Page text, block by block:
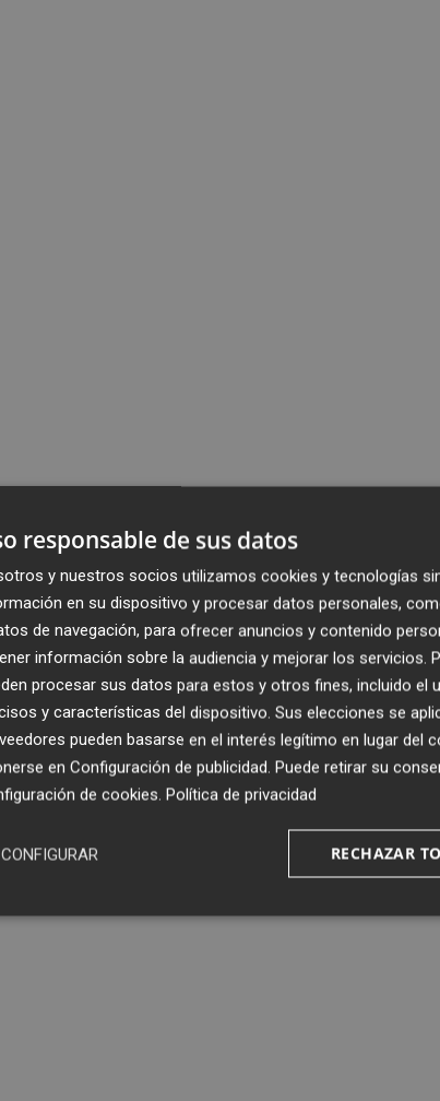
responsable de sus datos
y nuestros socios utilizamos cookies y tecnologías
en su dispositivo y procesar datos personales,
de navegación, para ofrecer anuncios y contenido
información sobre la audiencia y mejorar los servicios.
procesar sus datos para estos y otros fines, incluido el
y características del dispositivo. Sus elecciones se
pueden basarse en el interés legítimo en lugar del
en Configuración de publicidad. Puede retirar su
de cookies. Política de privacidad
RECHAZAR
CONFIGURAR